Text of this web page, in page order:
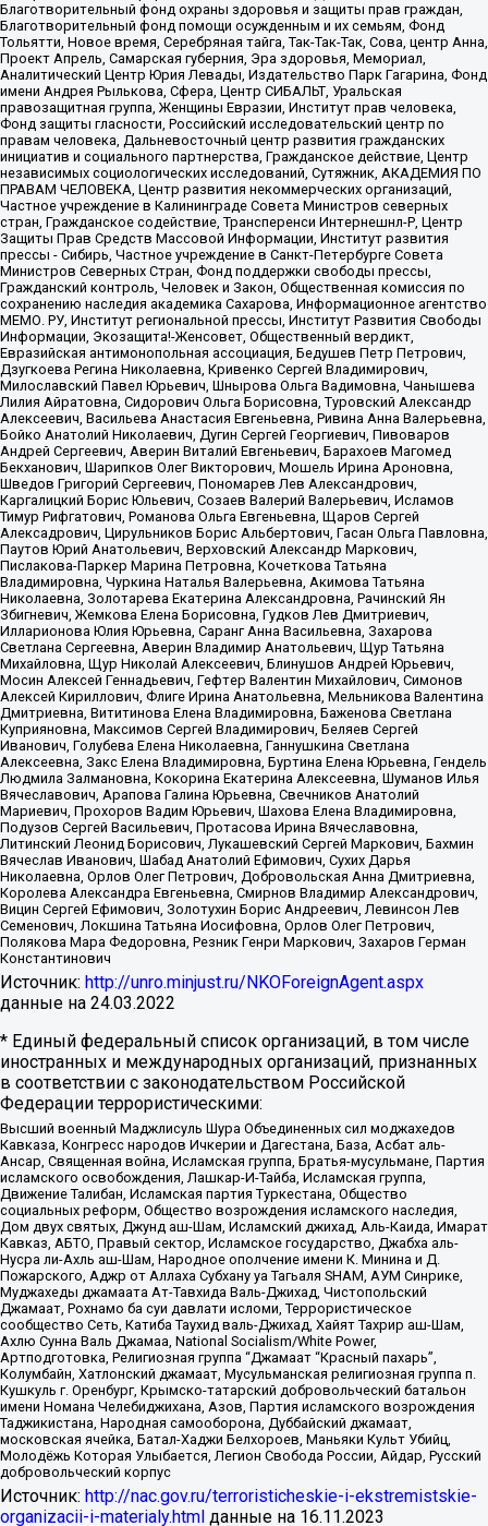
Благотворительный фонд охраны здоровья и защиты прав граждан,
Благотворительный фонд помощи осужденным и их семьям, Фонд
Тольятти, Новое время, Серебряная тайга, Так-Так-Так, Сова, центр Анна,
Проект Апрель, Самарская губерния, Эра здоровья, Мемориал,
Аналитический Центр Юрия Левады, Издательство Парк Гагарина, Фонд
имени Андрея Рылькова, Сфера, Центр СИБАЛЬТ, Уральская
правозащитная группа, Женщины Евразии, Институт прав человека,
Фонд защиты гласности, Российский исследовательский центр по
правам человека, Дальневосточный центр развития гражданских
инициатив и социального партнерства, Гражданское действие, Центр
независимых социологических исследований, Сутяжник, АКАДЕМИЯ ПО
ПРАВАМ ЧЕЛОВЕКА, Центр развития некоммерческих организаций,
Частное учреждение в Калининграде Совета Министров северных
стран, Гражданское содействие, Трансперенси Интернешнл-Р, Центр
Защиты Прав Средств Массовой Информации, Институт развития
прессы - Сибирь, Частное учреждение в Санкт-Петербурге Совета
Министров Северных Стран, Фонд поддержки свободы прессы,
Гражданский контроль, Человек и Закон, Общественная комиссия по
сохранению наследия академика Сахарова, Информационное агентство
МЕМО. РУ, Институт региональной прессы, Институт Развития Свободы
Информации, Экозащита!-Женсовет, Общественный вердикт,
Евразийская антимонопольная ассоциация, Бедушев Петр Петрович,
Дзугкоева Регина Николаевна, Кривенко Сергей Владимирович,
Милославский Павел Юрьевич, Шнырова Ольга Вадимовна, Чанышева
Лилия Айратовна, Сидорович Ольга Борисовна, Туровский Александр
Алексеевич, Васильева Анастасия Евгеньевна, Ривина Анна Валерьевна,
Бойко Анатолий Николаевич, Дугин Сергей Георгиевич, Пивоваров
Андрей Сергеевич, Аверин Виталий Евгеньевич, Барахоев Магомед
Бекханович, Шарипков Олег Викторович, Мошель Ирина Ароновна,
Шведов Григорий Сергеевич, Пономарев Лев Александрович,
Каргалицкий Борис Юльевич, Созаев Валерий Валерьевич, Исламов
Тимур Рифгатович, Романова Ольга Евгеньевна, Щаров Сергей
Алексадрович, Цирульников Борис Альбертович, Гасан Ольга Павловна,
Паутов Юрий Анатольевич, Верховский Александр Маркович,
Пислакова-Паркер Марина Петровна, Кочеткова Татьяна
Владимировна, Чуркина Наталья Валерьевна, Акимова Татьяна
Николаевна, Золотарева Екатерина Александровна, Рачинский Ян
Збигневич, Жемкова Елена Борисовна, Гудков Лев Дмитриевич,
Илларионова Юлия Юрьевна, Саранг Анна Васильевна, Захарова
Светлана Сергеевна, Аверин Владимир Анатольевич, Щур Татьяна
Михайловна, Щур Николай Алексеевич, Блинушов Андрей Юрьевич,
Мосин Алексей Геннадьевич, Гефтер Валентин Михайлович, Симонов
Алексей Кириллович, Флиге Ирина Анатольевна, Мельникова Валентина
Дмитриевна, Вититинова Елена Владимировна, Баженова Светлана
Куприяновна, Максимов Сергей Владимирович, Беляев Сергей
Иванович, Голубева Елена Николаевна, Ганнушкина Светлана
Алексеевна, Закс Елена Владимировна, Буртина Елена Юрьевна, Гендель
Людмила Залмановна, Кокорина Екатерина Алексеевна, Шуманов Илья
Вячеславович, Арапова Галина Юрьевна, Свечников Анатолий
Мариевич, Прохоров Вадим Юрьевич, Шахова Елена Владимировна,
Подузов Сергей Васильевич, Протасова Ирина Вячеславовна,
Литинский Леонид Борисович, Лукашевский Сергей Маркович, Бахмин
Вячеслав Иванович, Шабад Анатолий Ефимович, Сухих Дарья
Николаевна, Орлов Олег Петрович, Добровольская Анна Дмитриевна,
Королева Александра Евгеньевна, Смирнов Владимир Александрович,
Вицин Сергей Ефимович, Золотухин Борис Андреевич, Левинсон Лев
Семенович, Локшина Татьяна Иосифовна, Орлов Олег Петрович,
Полякова Мара Федоровна, Резник Генри Маркович, Захаров Герман
Константинович
Источник: http://unro.minjust.ru/NKOForeignAgent.aspx
данные на 24.03.2022
* Единый федеральный список организаций, в том числе
иностранных и международных организаций, признанных
в соответствии с законодательством Российской
Федерации террористическими:
Высший военный Маджлисуль Шура Объединенных сил моджахедов
Кавказа, Конгресс народов Ичкерии и Дагестана, База, Асбат аль-
Ансар, Священная война, Исламская группа, Братья-мусульмане, Партия
исламского освобождения, Лашкар-И-Тайба, Исламская группа,
Движение Талибан, Исламская партия Туркестана, Общество
социальных реформ, Общество возрождения исламского наследия,
Дом двух святых, Джунд аш-Шам, Исламский джихад, Аль-Каида, Имарат
Кавказ, АБТО, Правый сектор, Исламское государство, Джабха аль-
Нусра ли-Ахль аш-Шам, Народное ополчение имени К. Минина и Д.
Пожарского, Аджр от Аллаха Субхану уа Тагьаля SHAM, АУМ Синрике,
Муджахеды джамаата Ат-Тавхида Валь-Джихад, Чистопольский
Джамаат, Рохнамо ба суи давлати исломи, Террористическое
сообщество Сеть, Катиба Таухид валь-Джихад, Хайят Тахрир аш-Шам,
Ахлю Сунна Валь Джамаа, National Socialism/White Power,
Артподготовка, Религиозная группа “Джамаат “Красный пахарь”,
Колумбайн, Хатлонский джамаат, Мусульманская религиозная группа п.
Кушкуль г. Оренбург, Крымско-татарский добровольческий батальон
имени Номана Челебиджихана, Азов, Партия исламского возрождения
Таджикистана, Народная самооборона, Дуббайский джамаат,
московская ячейка, Батал-Хаджи Белхороев, Маньяки Культ Убийц,
Молодёжь Которая Улыбается, Легион Свобода России, Айдар, Русский
добровольческий корпус
Источник: http://nac.gov.ru/terroristicheskie-i-ekstremistskie-
organizacii-i-materialy.html данные на 16.11.2023